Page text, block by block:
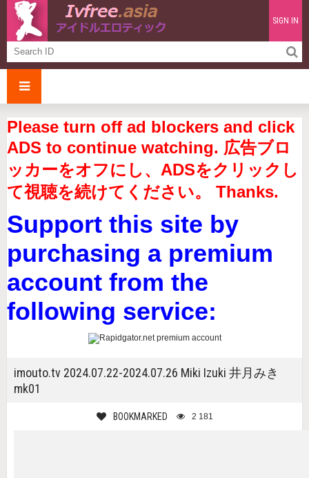
SIGN IN
Please turn off ad blockers and click
ADS to continue watching. 広告ブロ
ッカーをオフにし、ADSをクリックし
て視聴を続けてください。 Thanks.
Support this site by
purchasing a premium
account from the
following service:
imouto.tv 2024.07.22-2024.07.26 Miki Izuki 井月みき
mk01
BOOKMARKED 2 181